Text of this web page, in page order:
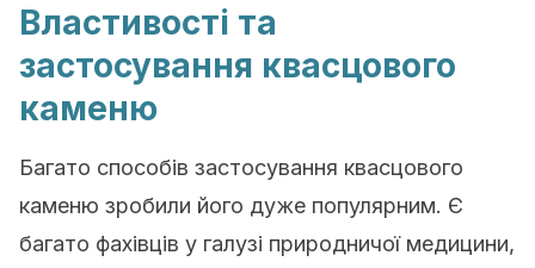
Властивості та
застосування квасцового
каменю
Багато способів застосування квасцового
каменю зробили його дуже популярним. Є
багато фахівців у галузі природничої медицини,